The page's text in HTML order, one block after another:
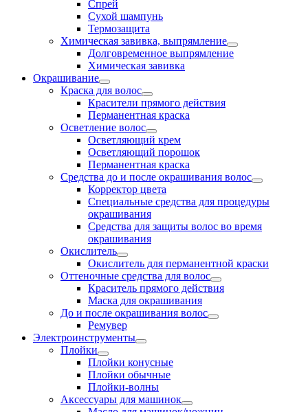
Спрей
Сухой шампунь
Термозащита
Химическая завивка, выпрямление
Долговременное выпрямление
Химическая завивка
Окрашивание
Краска для волос
Красители прямого действия
Перманентная краска
Осветление волос
Осветляющий крем
Осветляющий порошок
Перманентная краска
Средства до и после окрашивания волос
Корректор цвета
Специальные средства для процедуры
окрашивания
Средства для защиты волос во время
окрашивания
Окислитель
Окислитель для перманентной краски
Оттеночные средства для волос
Краситель прямого действия
Маска для окрашивания
До и после окрашивания волос
Ремувер
Электроинструменты
Плойки
Плойки конусные
Плойки обычные
Плойки-волны
Аксессуары для машинок